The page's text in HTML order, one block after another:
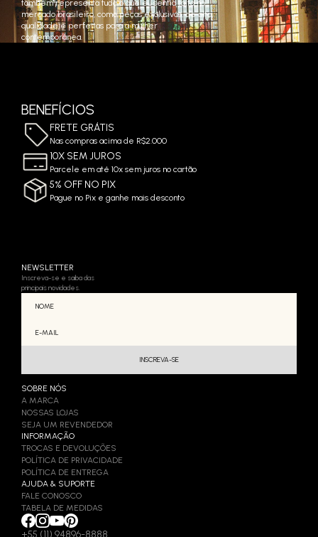
também representa tudo o que eu sentia falta no
mercado brasileiro, como peças exclusivas, de alta
qualidade e perfeitas para a mulher
contemporânea.
BENEFÍCIOS
FRETE GRÁTIS
Nas compras acima de R$2.000
10X SEM JUROS
Parcele em até 10x sem juros no cartão
5% OFF NO PIX
Pague no Pix e ganhe mais desconto
NEWSLETTER
Inscreva-se e saiba das
principais novidades.
SOBRE NÓS
A MARCA
NOSSAS LOJAS
SEJA UM REVENDEDOR
INFORMAÇÃO
TROCAS E DEVOLUÇÕES
POLÍTICA DE PRIVACIDADE
POLÍTICA DE ENTREGA
AJUDA & SUPORTE
FALE CONOSCO
TABELA DE MEDIDAS
+55 (11) 94896-8888